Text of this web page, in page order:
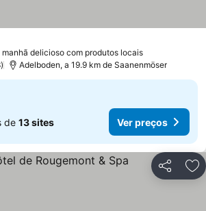
manhã delicioso com produtos locais
Adelboden, a 19.9 km de Saanenmöser
de 13 sites Ver preços
Partilhar